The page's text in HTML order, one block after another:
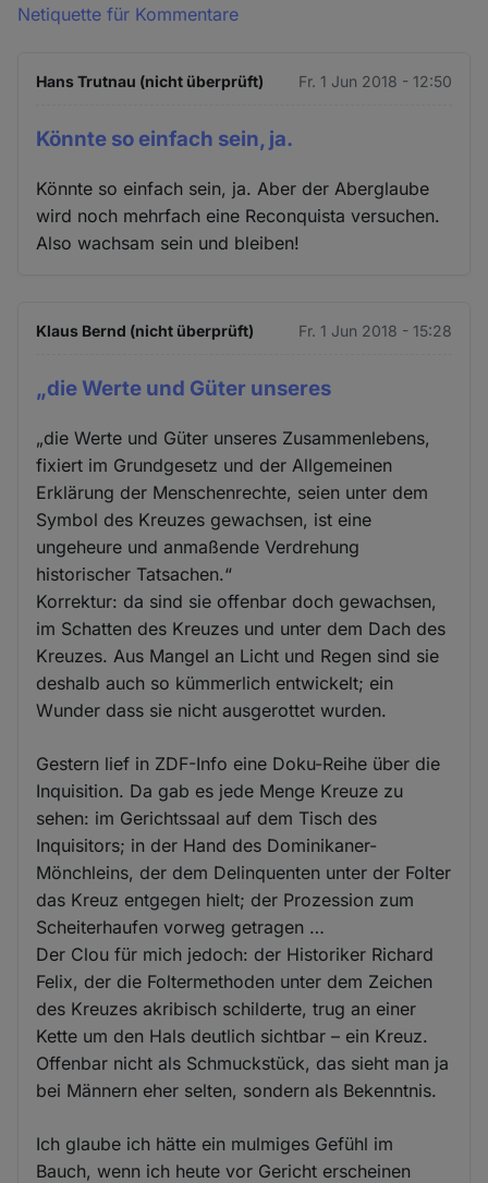
Netiquette für Kommentare
Hans Trutnau (nicht überprüft) Fr. 1 Jun 2018 - 12:50
Könnte so einfach sein, ja.
Könnte so einfach sein, ja. Aber der Aberglaube
wird noch mehrfach eine Reconquista versuchen.
Also wachsam sein und bleiben!
Klaus Bernd (nicht überprüft) Fr. 1 Jun 2018 - 15:28
„die Werte und Güter unseres
„die Werte und Güter unseres Zusammenlebens,
fixiert im Grundgesetz und der Allgemeinen
Erklärung der Menschenrechte, seien unter dem
Symbol des Kreuzes gewachsen, ist eine
ungeheure und anmaßende Verdrehung
historischer Tatsachen.“
Korrektur: da sind sie offenbar doch gewachsen,
im Schatten des Kreuzes und unter dem Dach des
Kreuzes. Aus Mangel an Licht und Regen sind sie
deshalb auch so kümmerlich entwickelt; ein
Wunder dass sie nicht ausgerottet wurden.
Gestern lief in ZDF-Info eine Doku-Reihe über die
Inquisition. Da gab es jede Menge Kreuze zu
sehen: im Gerichtssaal auf dem Tisch des
Inquisitors; in der Hand des Dominikaner-
Mönchleins, der dem Delinquenten unter der Folter
das Kreuz entgegen hielt; der Prozession zum
Scheiterhaufen vorweg getragen …
Der Clou für mich jedoch: der Historiker Richard
Felix, der die Foltermethoden unter dem Zeichen
des Kreuzes akribisch schilderte, trug an einer
Kette um den Hals deutlich sichtbar – ein Kreuz.
Offenbar nicht als Schmuckstück, das sieht man ja
bei Männern eher selten, sondern als Bekenntnis.
Ich glaube ich hätte ein mulmiges Gefühl im
Bauch, wenn ich heute vor Gericht erscheinen